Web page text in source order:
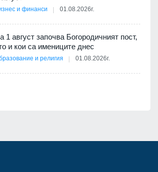
и финанси 01.08.2026г.
1 август започва Богородичният пост,
и кои са имениците днес
и религия 01.08.2026г.